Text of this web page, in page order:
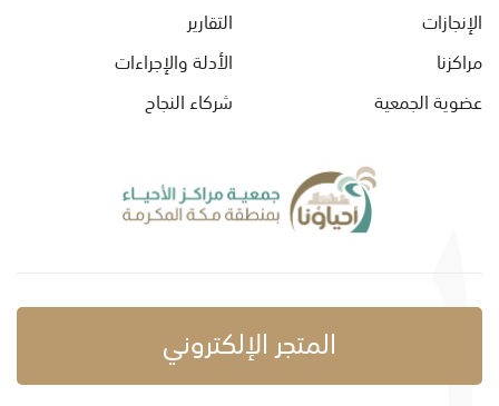
الإنجازات
مراكزنا
عضوية الجمعية
التقارير
الأدلة والإجراءات
شركاء النجاح
المتجر الإلكتروني